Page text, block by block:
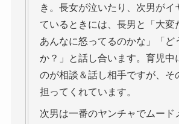
き。長女が泣いたり、次男がイ
ているときには、長男と「大変
あんなに怒ってるのかな」「ど
か？」と話し合います。育児中
のが相談＆話し相手ですが、そ
担ってくれています。
次男は一番のヤンチャでムード